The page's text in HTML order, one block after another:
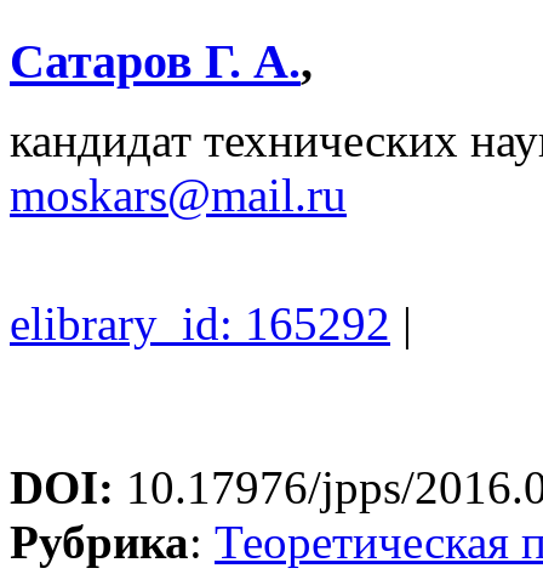
Сатаров Г. А.,
кандидат технических
moskars@mail.ru
elibrary_id: 165292 |
DOI: 10.17976/jpps/
Рубрика: Теоретическая